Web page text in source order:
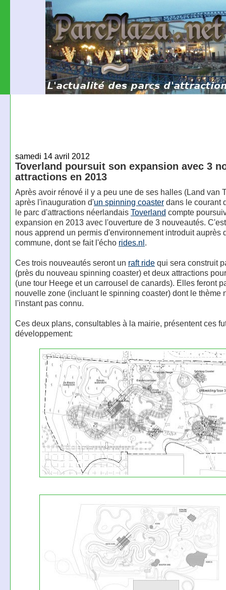
samedi 14 avril 2012
Toverland poursuit son expansion avec 3
attractions en 2013
Après avoir rénové il y a peu une de ses halles (Land van
après l'inauguration d'un spinning coasterdans le courant
le parc d'attractions néerlandais Toverland compte
expansion en 2013 avec l'ouverture de 3 nouveautés.
nous apprend un permis d'environnement introduit auprès
commune, dont se fait l'écho rides.nl.
Ces trois nouveautés seront un raft ridequi sera construit
(près du nouveau spinning coaster) et deux attractions
(une tour Heege et un carrousel de canards). Elles feront
nouvelle zone (incluant le spinning coaster) dont le thème
l'instant pas connu.
Ces deux plans, consultables à la mairie, présentent ces
développement: